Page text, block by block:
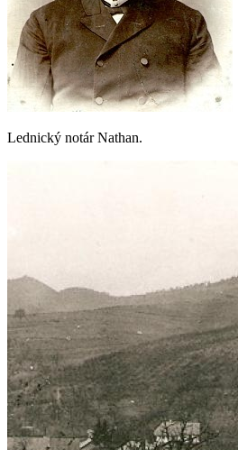
Lednický notár Nathan.